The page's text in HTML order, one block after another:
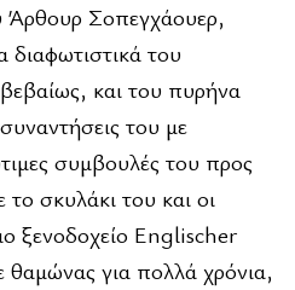
Άρθουρ Σοπεγχάουερ,
διαφωτιστικά του
και του πυρήνα
του με
συμβουλές του προς
σκυλάκι του και οι
ξενοδοχείο Englischer
για πολλά χρόνια,